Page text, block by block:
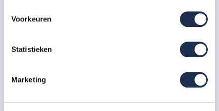
Voorkeuren
Statistieken
Marketing
Artikelcode
Kwaliteit keurmerken, certificering en